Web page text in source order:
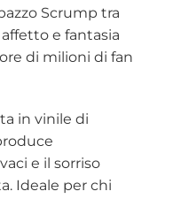
Scrump tra
e fantasia
di milioni di fan
in vinile di
e il sorriso
Ideale per chi